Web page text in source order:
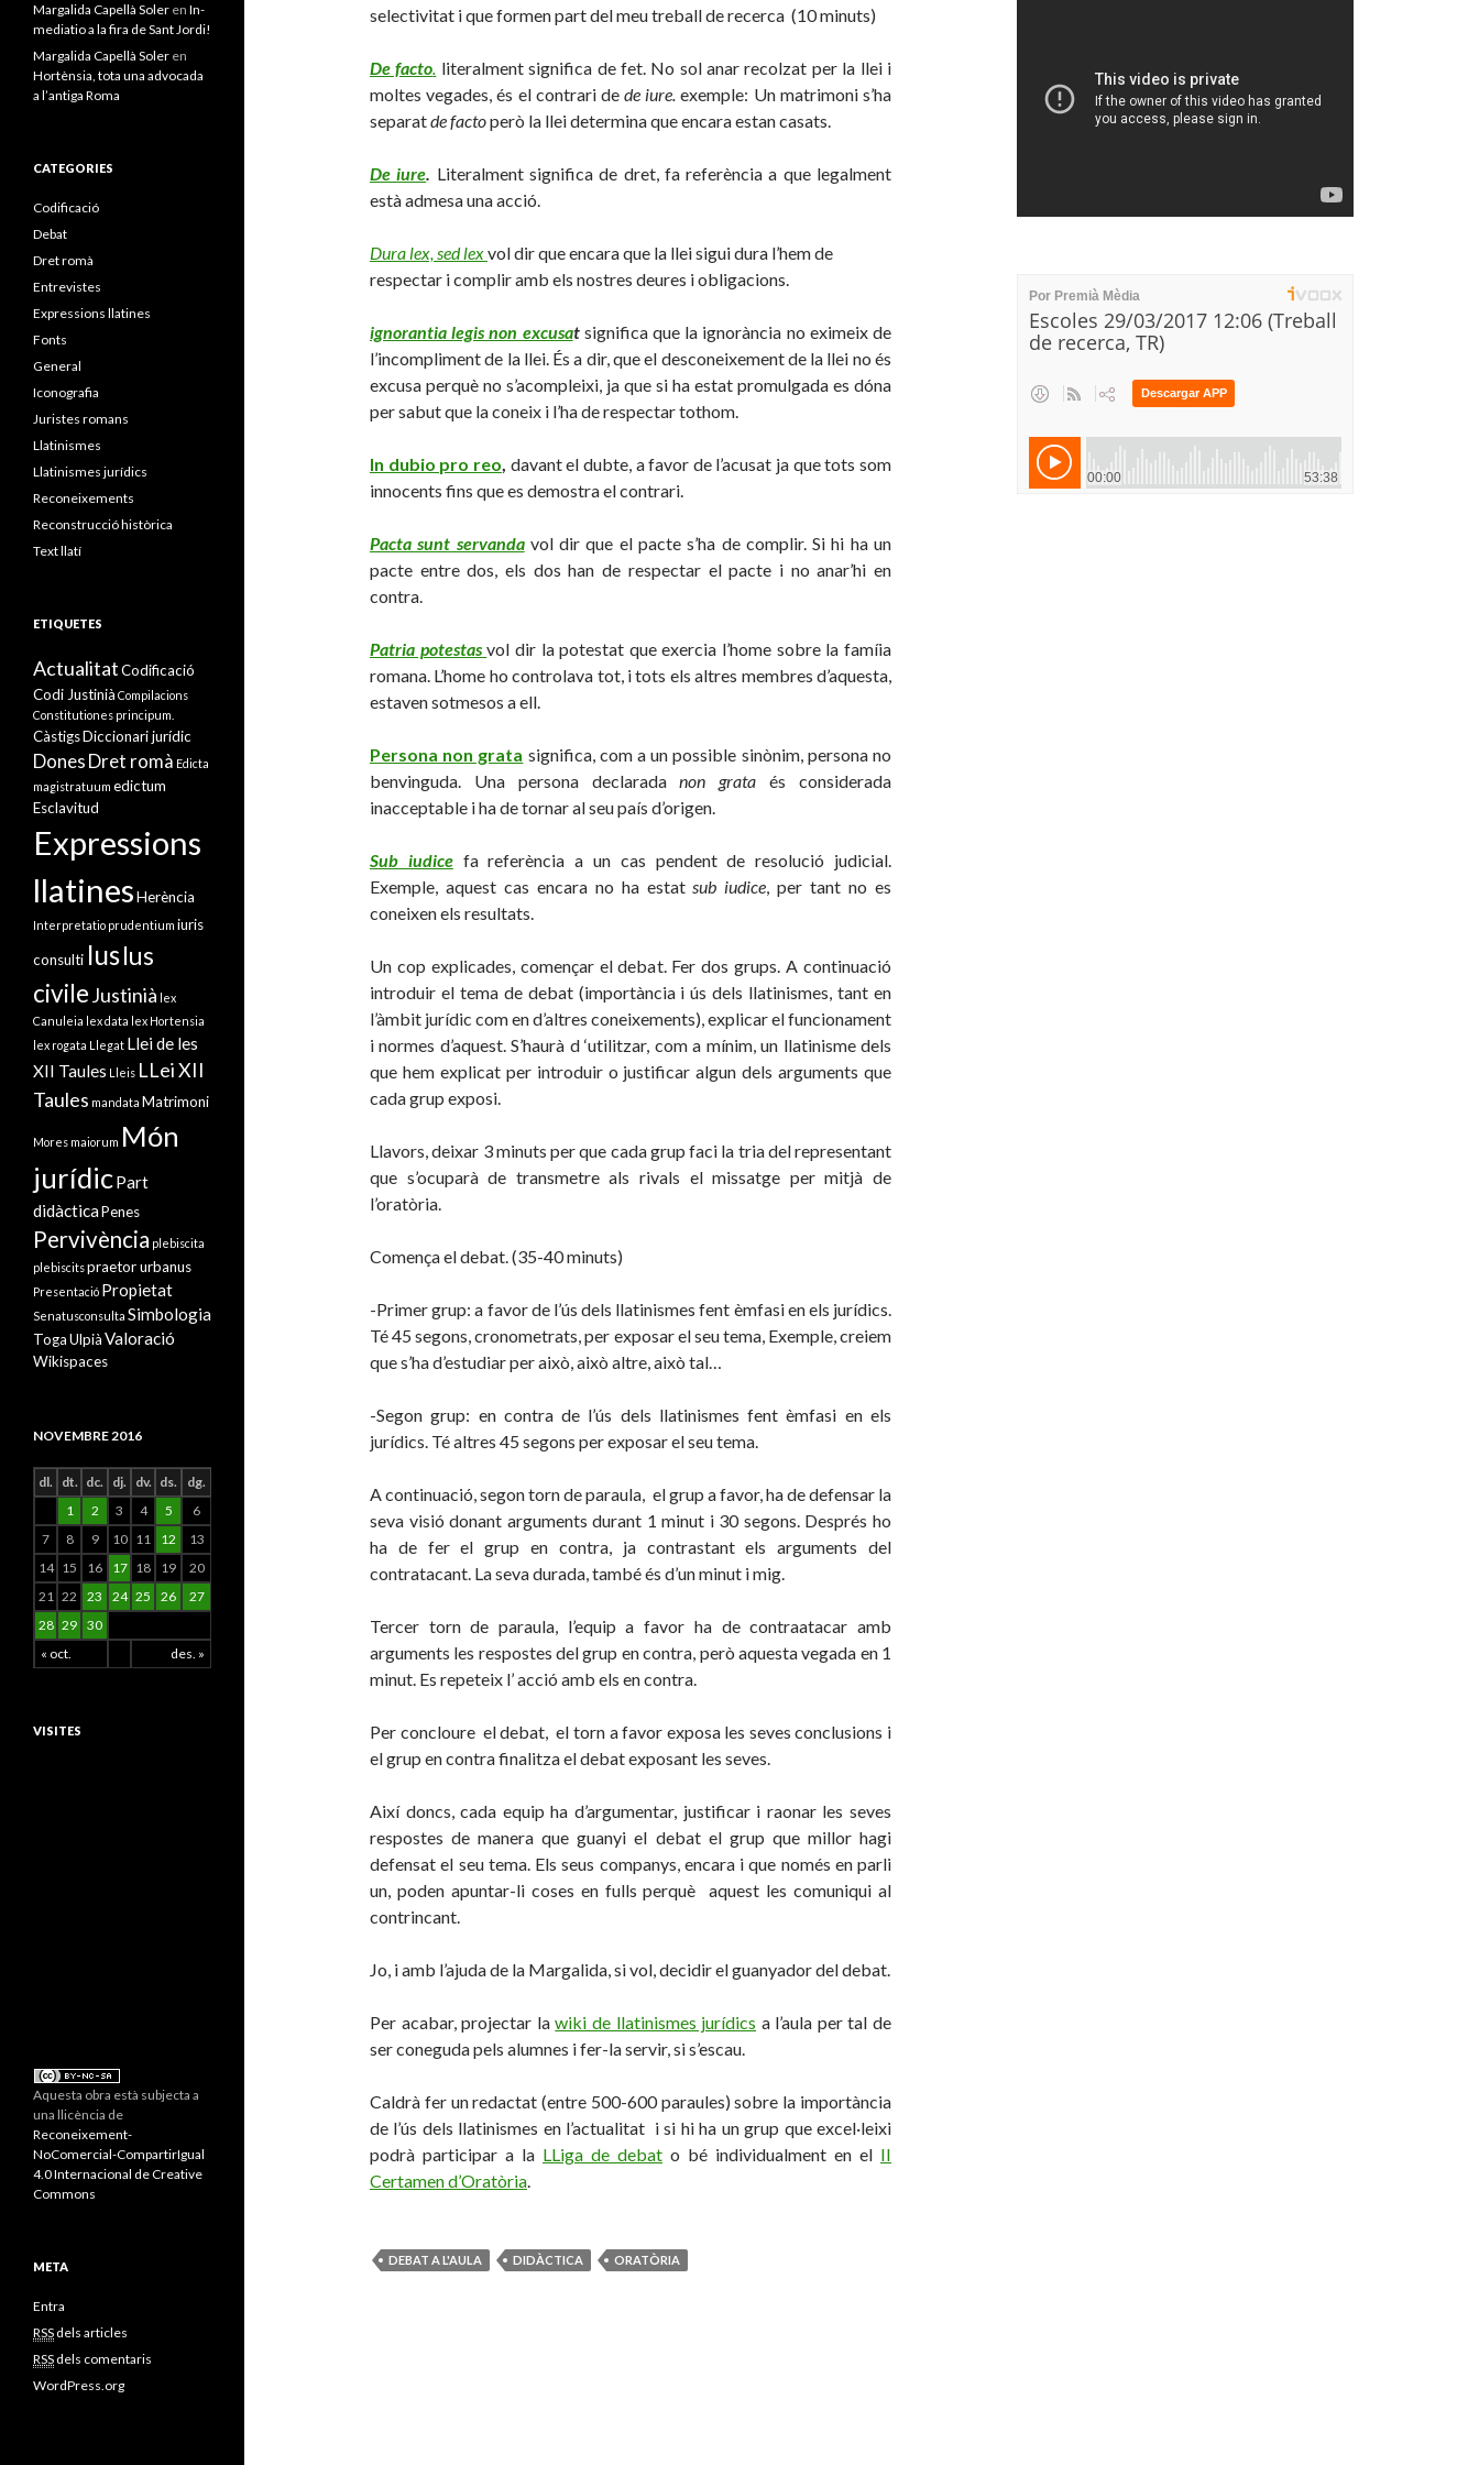
selectivitat i que formen part del meu treball de recerca (10 minuts)
De facto. literalment significa de fet. No sol anar recolzat per la llei i
moltes vegades, és el contrari dede iure.exemple: Un matrimoni s’ha
separatde factoperò la llei determina que encara estan casats.
De iure. Literalment significa de dret, fa referència a que legalment
està admesa una acció.
Dura lex, sed lexvol dir que encara que la llei sigui dura l’hem de
respectar i complir amb els nostres deures i obligacions.
ignorantia legis non excusat significa que la ignorància no eximeix de
l’incompliment de la llei. És a dir, que el desconeixement de la llei no és
excusa perquè no s’acompleixi, ja que si ha estat promulgada es dóna
per sabut que la coneix i l’ha de respectar tothom.
In dubio pro reo, davant el dubte, a favor de l’acusat ja que tots som
innocents fins que es demostra el contrari.
Pacta sunt servandavol dir que el pacte s’ha de complir. Si hi ha un
pacte entre dos, els dos han de respectar el pacte i no anar’hi en
contra.
Patria potestasvol dir la potestat que exercia l’home sobre la famíia
romana. L’home ho controlava tot, i tots els altres membres d’aquesta,
estaven sotmesos a ell.
Persona non grata significa, com a un possible sinònim, persona no
benvinguda. Una persona declaradanon grata és considerada
inacceptable i ha de tornar al seu país d’origen.
Sub iudice fa referència a un cas pendent de resolució judicial.
Exemple, aquest cas encara no ha estatsub iudice, per tant no es
coneixen els resultats.
Un cop explicades, començar el debat. Fer dos grups. A continuació
introduir el tema de debat (importància i ús dels llatinismes, tant en
l’àmbit jurídic com en d’altres coneixements), explicar el funcionament
i normes d’aquest. S’haurà d ‘utilitzar, com a mínim, un llatinisme dels
que hem explicat per introduir o justificar algun dels arguments que
cada grup exposi.
Llavors, deixar 3 minuts per que cada grup faci la tria del representant
que s’ocuparà de transmetre als rivals el missatge per mitjà de
l’oratòria.
Comença el debat. (35-40 minuts)
-Primer grup: a favor de l’ús dels llatinismes fent èmfasi en els jurídics.
Té 45 segons, cronometrats, per exposar el seu tema, Exemple, creiem
que s’ha d’estudiar per això, això altre, això tal…
-Segon grup: en contra de l’ús dels llatinismes fent èmfasi en els
jurídics. Té altres 45 segons per exposar el seu tema.
A continuació, segon torn de paraula, el grup a favor, ha de defensar la
seva visió donant arguments durant 1 minut i 30 segons. Després ho
ha de fer el grup en contra, ja contrastant els arguments del
contratacant. La seva durada, també és d’un minut i mig.
Tercer torn de paraula, l’equip a favor ha de contraatacar amb
arguments les respostes del grup en contra, però aquesta vegada en 1
minut. Es repeteix l’ acció amb els en contra.
Per concloure el debat, el torn a favor exposa les seves conclusions i
el grup en contra finalitza el debat exposant les seves.
Així doncs, cada equip ha d’argumentar, justificar i raonar les seves
respostes de manera que guanyi el debat el grup que millor hagi
defensat el seu tema. Els seus companys, encara i que només en parli
un, poden apuntar-li coses en fulls perquè aquest les comuniqui al
contrincant.
Jo, i amb l’ajuda de la Margalida, si vol, decidir el guanyador del debat.
Per acabar, projectar lawiki de llatinismes jurídics a l’aula per tal de
ser coneguda pels alumnes i fer-la servir, si s’escau.
Caldrà fer un redactat (entre 500-600 paraules) sobre la importància
de l’ús dels llatinismes en l’actualitat i si hi ha un grup que excel·leixi
podrà participar a la LLiga de debat o bé individualment en el II
Certamen d’Oratòria.
DEBAT A L'AULA DIDÀCTICA ORATÒRIA
Margalida Capellà Soler en In-
mediatio a la fira de Sant Jordi!
Margalida Capellà Soler en
Hortènsia, tota una advocada
a l’antiga Roma
CATEGORIES
Codificació
Debat
Dret romà
Entrevistes
Expressions llatines
Fonts
General
Iconografia
Juristes romans
Llatinismes
Llatinismes jurídics
Reconeixements
Reconstrucció històrica
Text llatí
ETIQUETES
ActualitatCodificació
Codi Justinià Compilacions
Constitutiones principum.
CàstigsDiccionari jurídic
DonesDret romà Edicta
magistratuum edictum
Esclavitud
Expressions
llatinesHerència
Interpretatio prudentium iuris
consulti IusIus
civileJustinià lex
Canuleia lex data lex Hortensia
lex rogata Llegat Llei de les
XII Taules Lleis LLei XII
Taules mandata Matrimoni
Mores maiorum Món
jurídicPart
didàcticaPenes
Pervivència plebiscita
plebiscitspraetor urbanus
Presentació Propietat
Senatusconsulta Simbologia
TogaUlpiàValoració
Wikispaces
NOVEMBRE 2016
dl. dt. dc. dj. dv. ds. dg.
« oct. des. »
1 2 3 4 5
6
7
8 9 10 11 12
13
14 15 16 17 18 19
20
21 22 23 24 25 26
27
28 29 30
VISITES
Aquesta obra està subjecta a
una llicència de
Reconeixement-
NoComercial-CompartirIgual
4.0 Internacional de Creative
Commons
META
Entra
RSS dels articles
RSS dels comentaris
WordPress.org